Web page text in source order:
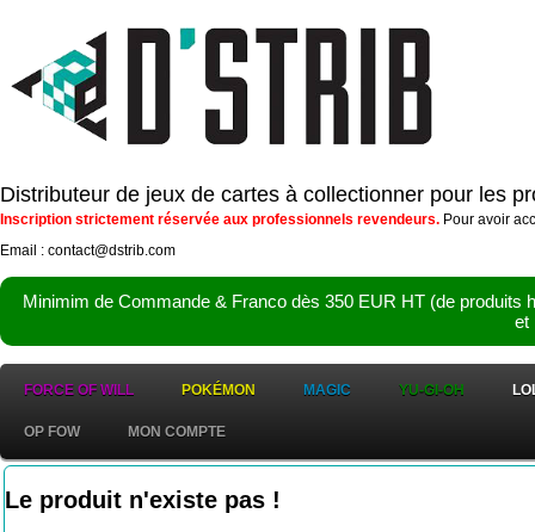
Distributeur de jeux de cartes à collectionner pour les
Inscription strictement réservée aux professionnels revendeurs. Pour avoir
Email : contact@dstrib.com
Minimim de Commande & Franco dès 350 EUR HT (de
et
FORCE OF WILL POKÉMON MAGIC YU-GI-OH
OP FOW MON COMPTE
Le produit n'existe pas !